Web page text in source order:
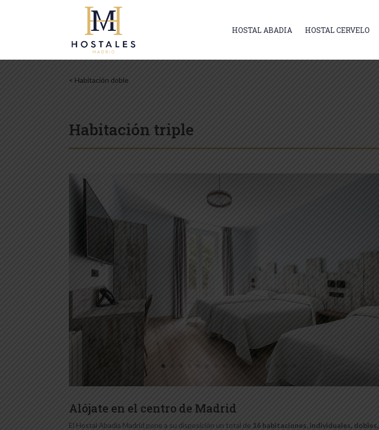
HOSTAL ABADIA HOSTAL CERVELO
< Habitación doble
Habitación triple
Alójate en el centro de Madrid
El Hostal Abadía Madrid pone a su disposición un total de 16 habitaciones, individuales, dobles,